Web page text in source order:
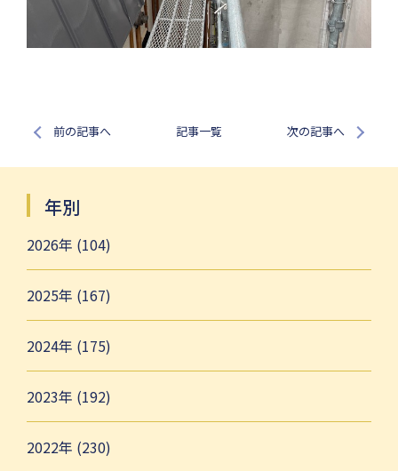
前の記事へ 記事一覧 次の記事へ
年別
2026年 (104)
2025年 (167)
2024年 (175)
2023年 (192)
2022年 (230)